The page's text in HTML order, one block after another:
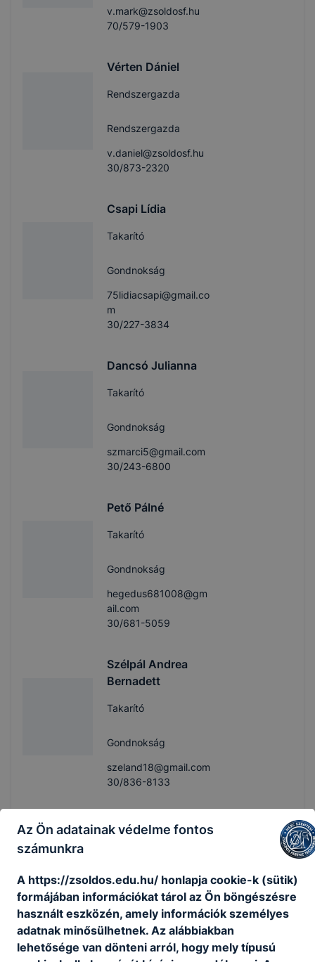
v.mark@zsoldosf.hu
70/579-1903
Vérten Dániel
Rendszergazda
Rendszergazda
v.daniel@zsoldosf.hu
30/873-2320
Csapi Lídia
Takarító
Gondnokság
75lidiacsapi@gmail.co
m
30/227-3834
Dancsó Julianna
Takarító
Gondnokság
szmarci5@gmail.com
30/243-6800
Pető Pálné
Takarító
Gondnokság
hegedus681008@gm
ail.com
30/681-5059
Szélpál Andrea
Bernadett
Takarító
Gondnokság
szeland18@gmail.com
30/836-8133
Csurka Árpádné
Gondnokság
nozsiani@freemail.hu
30/439-0971
Az Ön adatainak védelme fontos
számunkra
A https://zsoldos.edu.hu/ honlapja cookie-k (sütik)
formájában információkat tárol az Ön böngészésre
használt eszközén, amely információk személyes
adatnak minősülhetnek. Az alábbiakban
lehetősége van dönteni arról, hogy mely típusú